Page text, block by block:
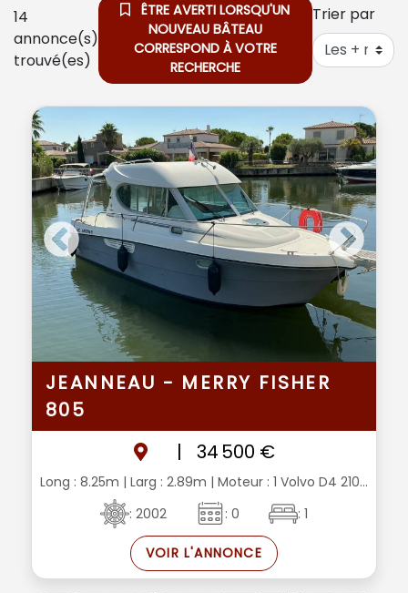
14
annonce(s)
trouvé(es)
ÊTRE AVERTI LORSQU'UN
NOUVEAU BÂTEAU
CORRESPOND À VOTRE
RECHERCHE
Trier par
JEANNEAU - MERRY FISHER
805
|
34 500 €
Long : 8.25m | Larg : 2.89m | Moteur : 1 Volvo D4 210...
: 2002
: 0 : 1
VOIR L'ANNONCE